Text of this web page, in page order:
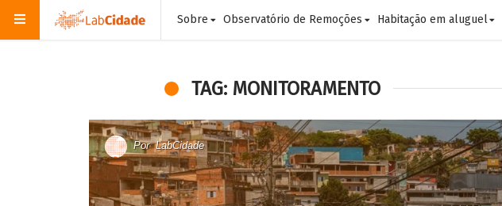
Sobre Observatório de Remoções Habitação em aluguel
TAG: MONITORAMENTO
PorLabCidade